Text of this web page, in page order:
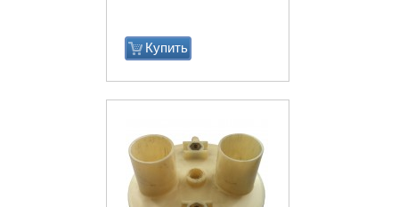
Купить